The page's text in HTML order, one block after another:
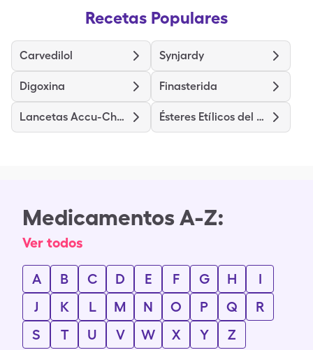
Recetas Populares
Carvedilol Synjardy
Digoxina Finasterida
Lancetas Accu-Chek Softclix Ésteres Etílicos del Ácido Omega 3
Medicamentos A-Z:
Ver todos
A B C D E F G H
I
J
K L M N O P Q
R
S
T U V W X Y Z